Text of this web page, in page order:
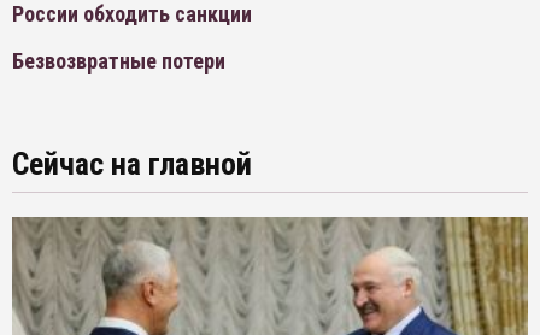
России обходить санкции
Безвозвратные потери
Сейчас на главной